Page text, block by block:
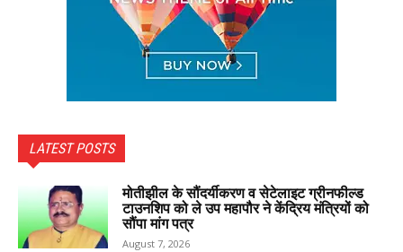
LATEST POSTS
मोतीझील के सौंदर्यीकरण व सेटेलाइट ग्रीनफील्ड
टाउनशिप को ले उप महापौर ने केंद्रिय मंत्रियों को
सौंपा मांग पत्र
August 7, 2026